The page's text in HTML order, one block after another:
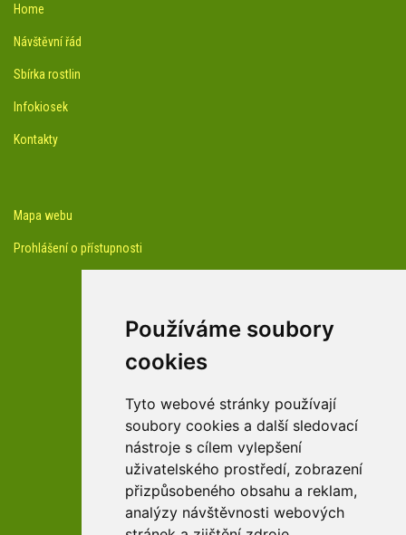
Používáme soubory
cookies
Tyto webové stránky používají
soubory cookies a další sledovací
nástroje s cílem vylepšení
uživatelského prostředí, zobrazení
přizpůsobeného obsahu a reklam,
analýzy návštěvnosti webových
Home
Návštěvní řád
Sbírka rostlin
Infokiosek
Kontakty
Mapa webu
Prohlášení o přístupnosti
Youtube kanál arboreta